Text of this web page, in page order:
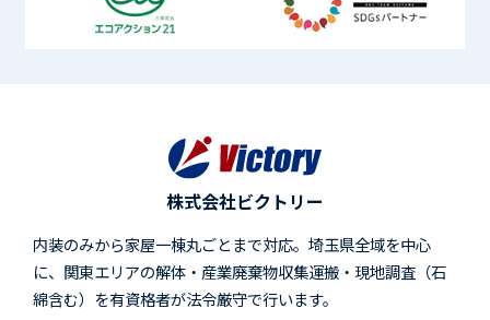
株式会社ビクトリー
内装のみから家屋一棟丸ごとまで対応。埼玉県全域を中心
に、関東エリアの解体・産業廃棄物収集運搬・現地調査（石
綿含む）を有資格者が法令厳守で行います。